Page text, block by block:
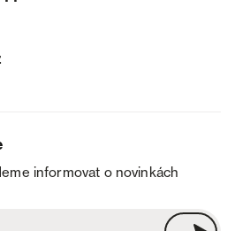
informovat o novinkách